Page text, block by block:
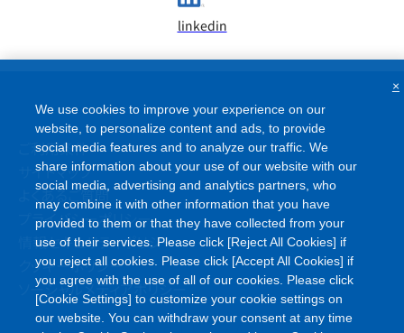
linkedin
ご利用条件
サイトマップ
よくあるご質問
プライバシーポリシー
情報セキュリティポリシー
クッキーポリシー
ソーシャルメディアポリシー
We use cookies to improve your experience on our
website, to personalize content and ads, to provide
social media features and to analyze our traffic. We
share information about your use of our website with our
social media, advertising and analytics partners, who
may combine it with other information that you have
provided to them or that they have collected from your
use of their services. Please click [Reject All Cookies] if
you reject all cookies. Please click [Accept All Cookies] if
you agree with the use of all of our cookies. Please click
[Cookie Settings] to customize your cookie settings on
our website. You can withdraw your consent at any time
×